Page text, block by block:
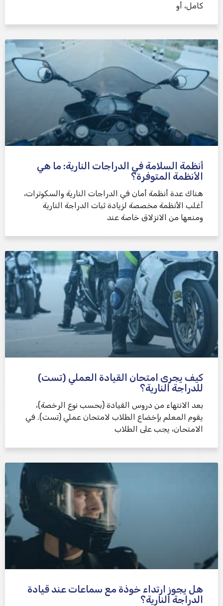
كامل، أو
أنظمة السلامة في الدراجات النارية: ما هي
الأنظمة المتوفرة؟
هناك عدة أنظمة أمان في الدراجات النارية والسكوترات،
أغلب الأنظمة مخصصة لزيادة ثبات الدراجة النارية
ومنعها من الانزلاق خاصة عند
كيف يجرى امتحان القيادة العملي (تست)
للدراجة النارية؟
بعد الانتهاء من دروس القيادة (بحسب نوع الرخصة)،
يقوم المعلم بإخضاع الطلاب لامتحان عملي (تست). في
الامتحان، يجب على الطلاب
هل يجوز ارتداء خوذة مع سماعات عند قيادة
الدراجة النارية؟